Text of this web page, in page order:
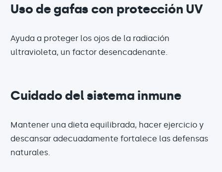
Uso de gafas con protección UV
Ayuda a proteger los ojos de la radiación
ultravioleta, un factor desencadenante.
Cuidado del sistema inmune
Mantener una dieta equilibrada, hacer ejercicio y
descansar adecuadamente fortalece las defensas
naturales.